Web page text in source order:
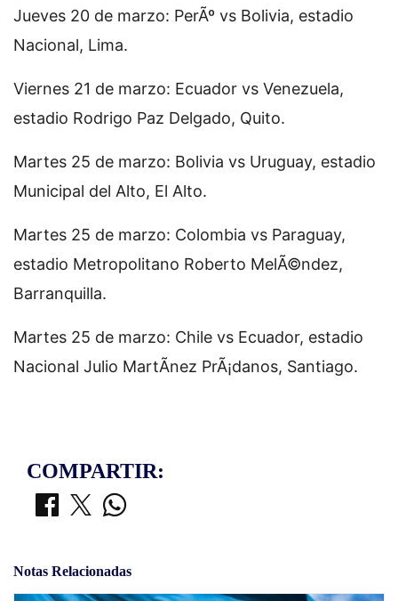
Jueves 20 de marzo: PerÃº vs Bolivia, estadio
Nacional, Lima.
Viernes 21 de marzo: Ecuador vs Venezuela,
estadio Rodrigo Paz Delgado, Quito.
Martes 25 de marzo: Bolivia vs Uruguay, estadio
Municipal del Alto, El Alto.
Martes 25 de marzo: Colombia vs Paraguay,
estadio Metropolitano Roberto MelÃ©ndez,
Barranquilla.
Martes 25 de marzo: Chile vs Ecuador, estadio
Nacional Julio MartÃ­nez PrÃ¡danos, Santiago.
COMPARTIR:
Notas Relacionadas